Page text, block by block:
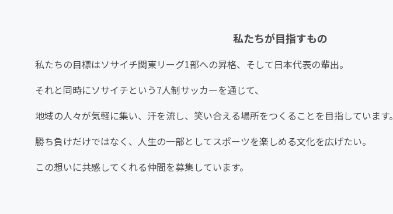
私たちが目指すもの
私たちの目標はソサイチ関東リーグ1部への昇格、そして日本代表の輩出。
それと同時にソサイチという7人制サッカーを通じて、
地域の人々が気軽に集い、汗を流し、笑い合える場所をつくることを目指しています。
勝ち負けだけではなく、人生の一部としてスポーツを楽しめる文化を広げたい。
この想いに共感してくれる仲間を募集しています。